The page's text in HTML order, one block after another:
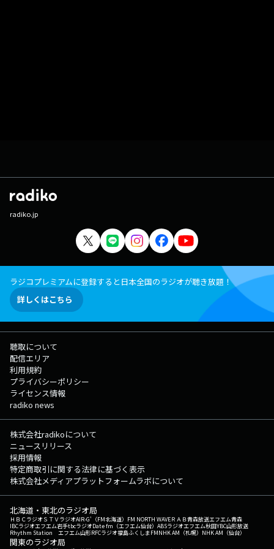
radiko.jp
ラジコプレミアムに登録すると日本全国のラジオが聴き放題！
詳しくはこちら
聴取について
配信エリア
利用規約
プライバシーポリシー
ライセンス情報
radiko news
株式会社radikoについて
ニュースリリース
採用情報
特定商取引に関する法律に基づく表示
株式会社メディアプラットフォームラボについて
北海道・東北のラジオ局
ＨＢＣラジオＳＴＶラジオAIR-G'（FM北海道） FM NORTH WAVEＲＡＢ青森放送エフエム青森
IBCラジオエフエム岩手tbcラジオDate fm（エフエム仙台） ABSラジオエフエム秋田YBC山形放送
Rhythm Station エフエム山形RFCラジオ福島ふくしまFMNHK AM（札幌） NHK AM（仙台）
関東のラジオ局